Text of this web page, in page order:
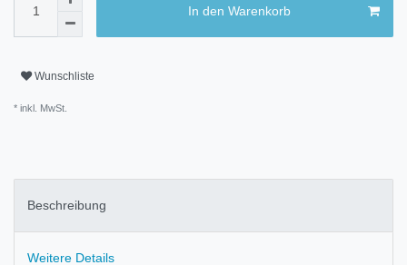
In den Warenkorb
Wunschliste
* inkl. MwSt.
Beschreibung
Weitere Details